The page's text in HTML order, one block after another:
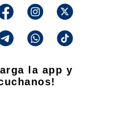
la app y